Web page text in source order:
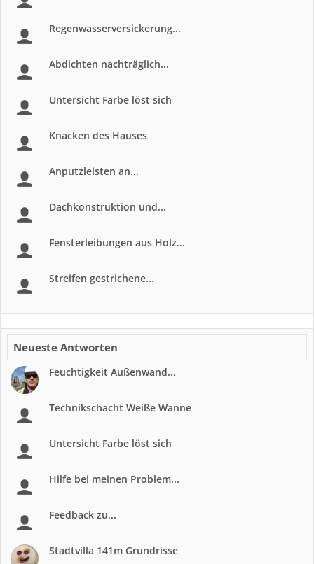
Regenwasserversickerung...
Abdichten nachträglich...
Untersicht Farbe löst sich
Knacken des Hauses
Anputzleisten an...
Dachkonstruktion und...
Fensterleibungen aus Holz...
Streifen gestrichene...
Neueste Antworten
Feuchtigkeit Außenwand...
Technikschacht Weiße Wanne
Untersicht Farbe löst sich
Hilfe bei meinen Problem...
Feedback zu...
Stadtvilla 141m Grundrisse